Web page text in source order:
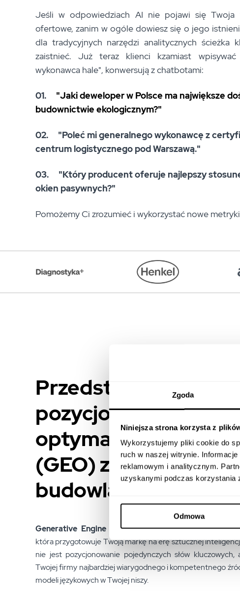
Zgoda
Niniejsza strona korzysta z
Wykorzystujemy pliki cookie do
ruch w naszej witrynie.
reklamowym i analitycznym.
uzyskanymi podczas korzystania
Odmowa
Jeśli w odpowiedziach AI nie pojawi się Twoja
ofertowe, zanim w ogóle dowiesz się o jego
dla tradycyjnych narzędzi analitycznych ścieżka
zaistnieć. Już teraz klienci kzamiast
wykonawca hale", konwersują z chatbotami:
01. "Jaki deweloper w Polsce ma największe
budownictwie ekologicznym?"
02.
"Poleć mi generalnego wykonawcę z
centrum logistycznego pod Warszawą."
03.
"Który producent oferuje najlepszy
okien pasywnych?"
Pomożemy Ci zrozumieć i wykorzystać nowe
Przedstawiamy usługę
pozycjonowania i
optymalizacji
(GEO) z branży
budowlanej
Generative Engine Optimization (GEO)to strategia
która przygotowuje Twoją markę na erę sztucznej
nie jest pozycjonowanie pojedynczych słów kluczowych,
Twojej firmy najbardziej wiarygodnego i kompetentnego
modeli językowych w Twojej niszy.